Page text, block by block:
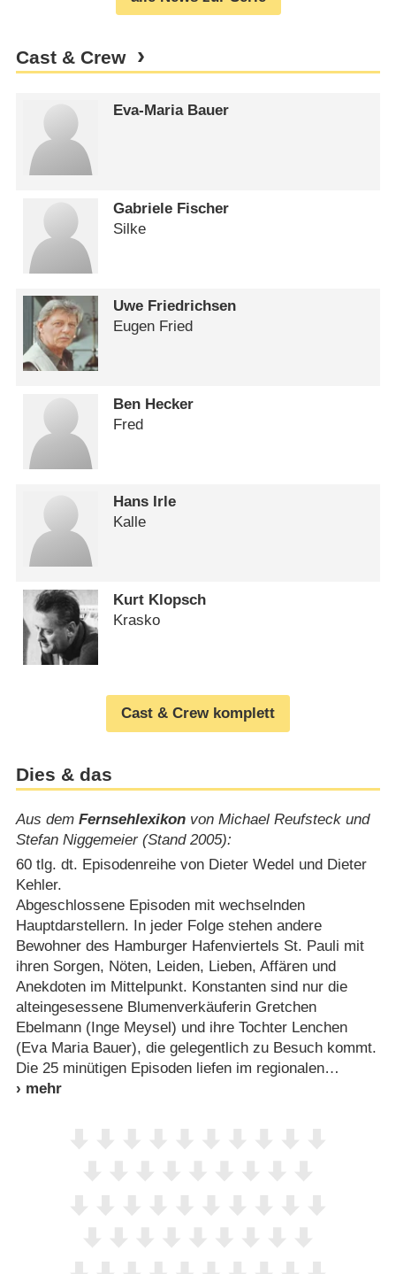
Cast & Crew
Eva-Maria Bauer
Gabriele Fischer
Silke
Uwe Friedrichsen
Eugen Fried
Ben Hecker
Fred
Hans Irle
Kalle
Kurt Klopsch
Krasko
Cast & Crew komplett
Dies & das
Aus dem Fernsehlexikonvon Michael Reufsteck und
Stefan Niggemeier (Stand 2005):
60 tlg. dt. Episodenreihe von Dieter Wedel und Dieter
Kehler.
Abgeschlossene Episoden mit wechselnden
Hauptdarstellern. In jeder Folge stehen andere
Bewohner des Hamburger Hafenviertels St. Pauli mit
ihren Sorgen, Nöten, Leiden, Lieben, Affären und
Anekdoten im Mittelpunkt. Konstanten sind nur die
alteingesessene Blumenverkäuferin Gretchen
Ebelmann (Inge Meysel) und ihre Tochter Lenchen
(Eva Maria Bauer), die gelegentlich zu Besuch kommt.
Die 25 minütigen Episoden liefen im regionalen